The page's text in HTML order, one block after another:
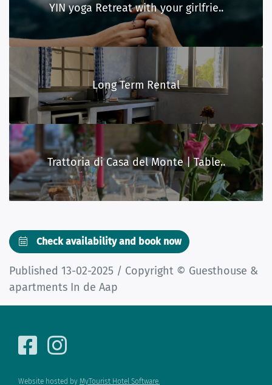
Trattoria di Casa del Monte | Table..
Long Term Rental
YIN yoga Retreat with your girlfrie..
Check availability and book now
Published 13-02-2025 / Copyright © Guesthouse &
apartments In de Aap
Website hosted by MyTourist Hotel Software.